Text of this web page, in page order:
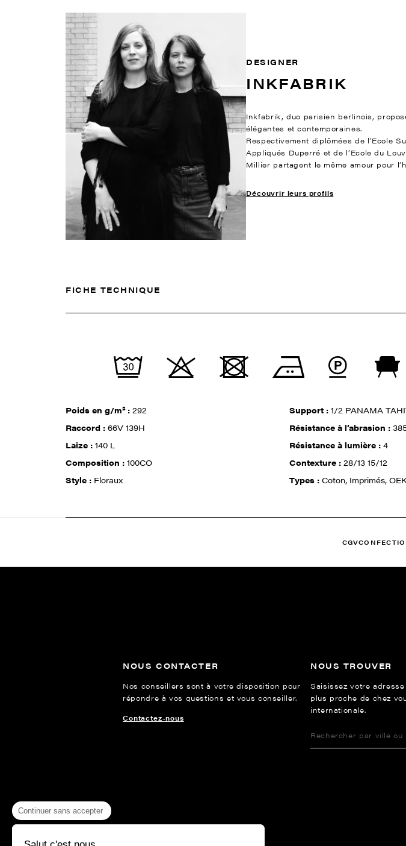
DESIGNER
INKFABRIK
Inkfabrik, duo parisien berlinois,
élégantes et contemporaines.
Respectivement diplômées de l’Ecole
Appliqués Duperré et de l’Ecole du
Millier partagent le même amour pour
Découvrir leurs profils
FICHE TECHNIQUE
Poids en g/m² :292 Support :1/2 PANAMA
Raccord :66V 139H Résistance à l‘abrasion :
Laize :140 L Résistance à lumière :4
Composition :100CO Contexture :28/13 15/12
Style : Floraux Types :Coton, Imprimés,
CGV
NOUS CONTACTER
Nos conseillers sont à votre disposition pour
répondre à vos questions et vous conseiller.
Contactez-nous
NOUS TROUVER
Saisissez votre
plus proche de chez
internationale.
Continuer sans accepter